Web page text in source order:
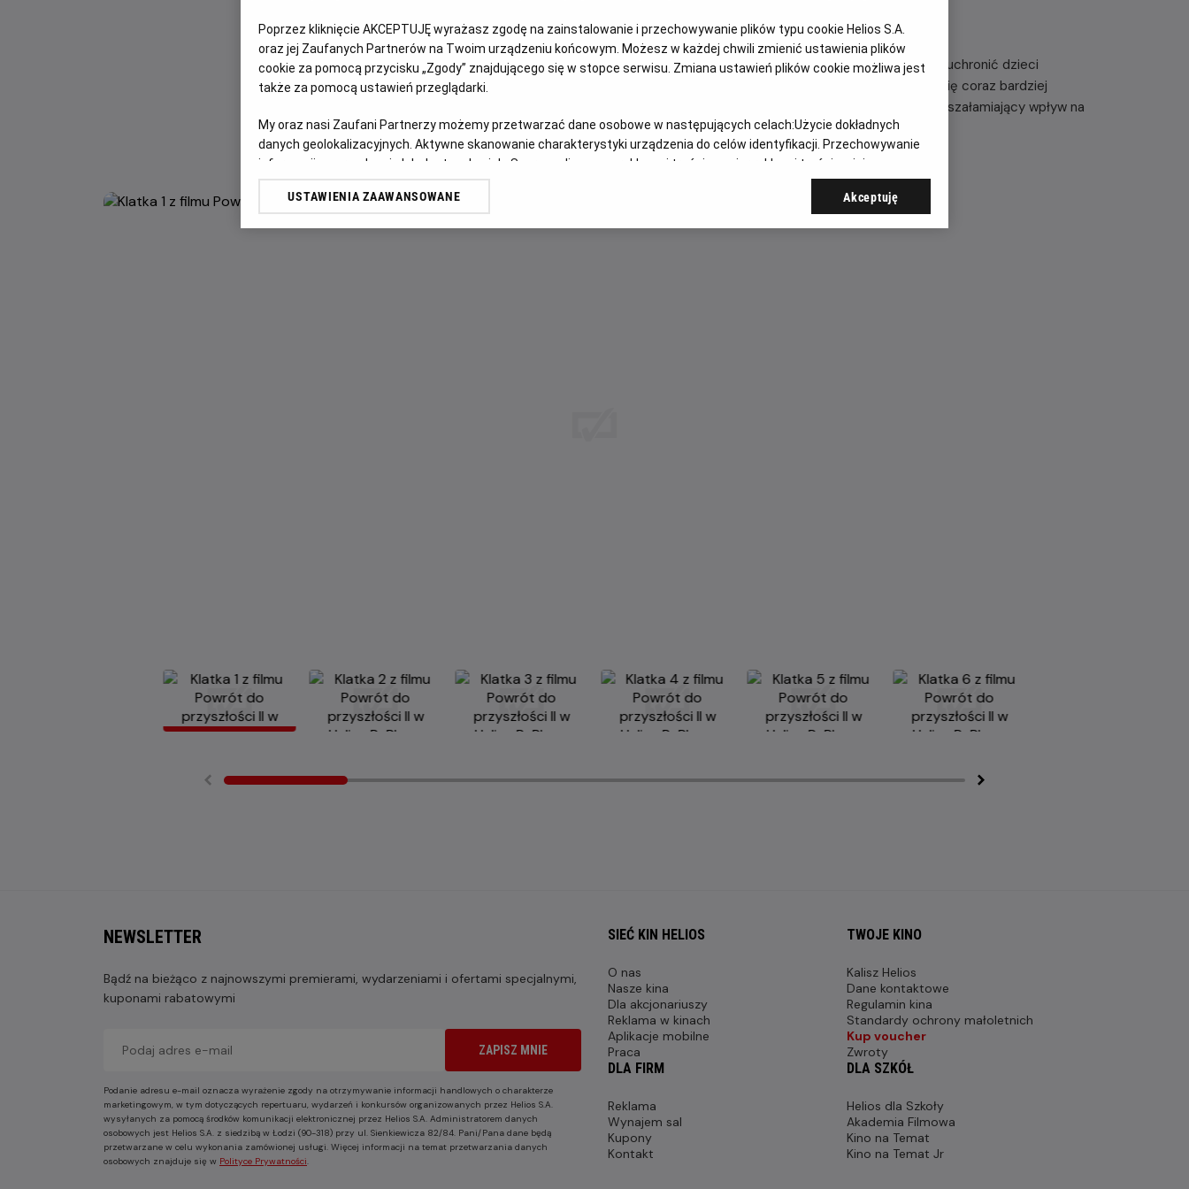
OPIS WYDARZENIA
Marty McFly i doktor Brown powracają! Tym razem muszą udać się w przyszłość, by uchronić dzieci
Marty'ego przed niebezpieczeństwem. Od tego momentu podróże w czasie stają się coraz bardziej
szalone, a ekipa musi wykonywać liczne skoki w czasie, ponieważ ich wyprawy mają oszałamiający wpływ na
bieg historii. To wymagająca – ale wciąż niezwykle zabawna – kontynuacja serii.
NEWSLETTER
Bądź na bieżąco z najnowszymi premierami, wydarzeniami i ofertami specjalnymi,
kuponami rabatowymi
ZAPISZ MNIE
Podanie adresu e-mail oznacza wyrażenie zgody na otrzymywanie informacji handlowych o charakterze
marketingowym, w tym dotyczących repertuaru, wydarzeń i konkursów organizowanych przez Helios S.A.
wysyłanych za pomocą środków komunikacji elektronicznej przez Helios S.A. Administratorem danych
osobowych jest Helios S.A. z siedzibą w Łodzi (90-318) przy ul. Sienkiewicza 82/84. Pani/Pana dane będą
przetwarzane w celu wykonania zamówionej usługi. Więcej informacji na temat przetwarzania danych
osobowych znajduje się w Polityce Prywatności.
SIEĆ KIN HELIOS
O nas
Nasze kina
Dla akcjonariuszy
Reklama w kinach
Aplikacje mobilne
Praca
TWOJE KINO
Kalisz Helios
Dane kontaktowe
Regulamin kina
Standardy ochrony małoletnich
Kup voucher
Zwroty
DLA FIRM
Reklama
Wynajem sal
Kupony
Kontakt
DLA SZKÓŁ
Helios dla Szkoły
Akademia Filmowa
Kino na Temat
Kino na Temat Jr
Poprzez kliknięcie AKCEPTUJĘ wyrażasz zgodę na zainstalowanie i przechowywanie plików typu cookie Helios S.A.
oraz jej Zaufanych Partnerów na Twoim urządzeniu końcowym. Możesz w każdej chwili zmienić ustawienia plików
cookie za pomocą przycisku „Zgody” znajdującego się w stopce serwisu. Zmiana ustawień plików cookie możliwa jest
także za pomocą ustawień przeglądarki.
My oraz nasi Zaufani Partnerzy możemy przetwarzać dane osobowe w następujących celach:Użycie dokładnych
danych geolokalizacyjnych. Aktywne skanowanie charakterystyki urządzenia do celów identyfikacji. Przechowywanie
informacji na urządzeniu lub dostęp do nich. Spersonalizowane reklamy i treści, pomiar reklam i treści, opinie
odbiorców i ulepszanie usług.
Lista Zaufanych Partnerów
USTAWIENIA ZAAWANSOWANE Akceptuję